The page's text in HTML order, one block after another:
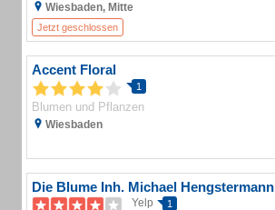
Wiesbaden, Mitte
Jetzt geschlossen
Accent Floral
1
Blumen und Pflanzen
Wiesbaden
Die Blume Inh. Michael Hengstermann
Yelp 1